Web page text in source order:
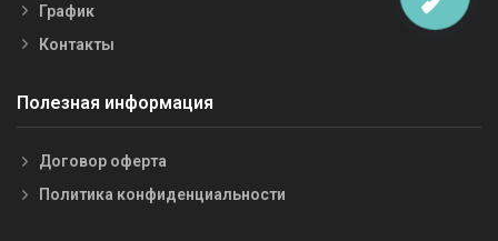
График
Контакты
Полезная информация
Договор оферта
Политика конфиденциальности